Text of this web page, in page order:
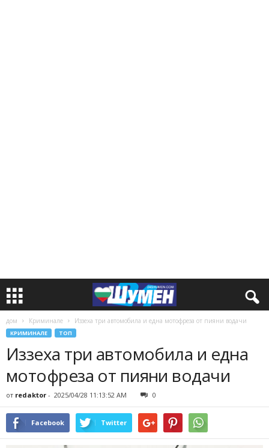
дом Криминале Иззеха три автомобила и една мотофреза от пияни водачи
КРИМИНАЛЕ ТОП
Иззеха три автомобила и една
мотофреза от пияни водачи
от redaktor - 2025/04/28 11:13:52 AM 0
Facebook Twitter